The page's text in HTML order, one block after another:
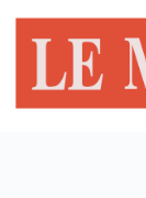
contenu